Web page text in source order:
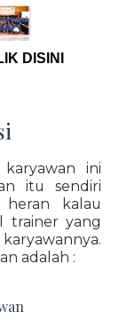
DISINI
ini
itu sendiri
kalau
trainer yang
adalah :